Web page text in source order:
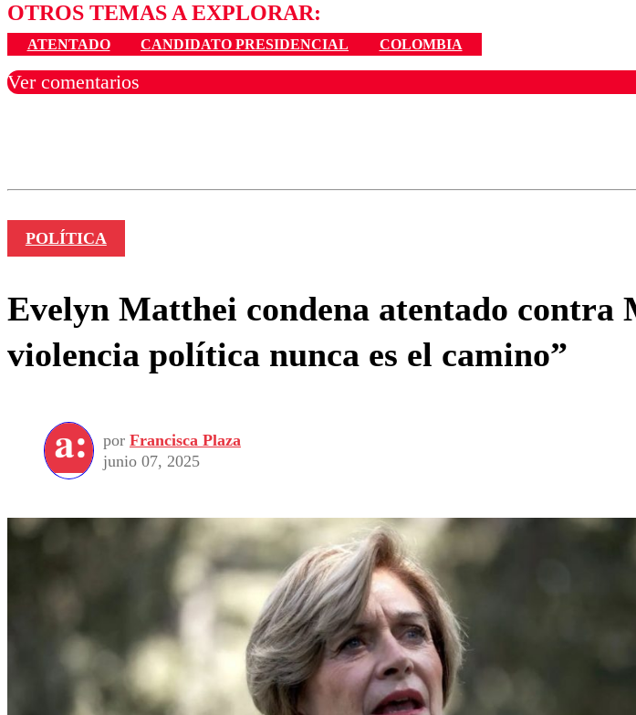
OTROS TEMAS A EXPLORAR:
ATENTADO CANDIDATO PRESIDENCIAL COLOMBIA
Ver comentarios
POLÍTICA
Evelyn Matthei condena atentado
violencia política nunca es el camino”
por Francisca Plaza
junio 07, 2025